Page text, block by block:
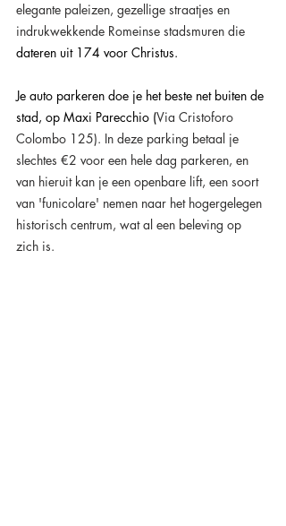
elegante paleizen, gezellige straatjes en
indrukwekkende Romeinse stadsmuren die
dateren uit 174 voor Christus.
Je auto parkeren doe je het beste net buiten de
stad, op Maxi Parecchio (Via Cristoforo
Colombo 125). In deze parking betaal je
slechtes €2 voor een hele dag parkeren, en
van hieruit kan je een openbare lift, een soort
van 'funicolare' nemen naar het hogergelegen
historisch centrum, wat al een beleving op
zich is.